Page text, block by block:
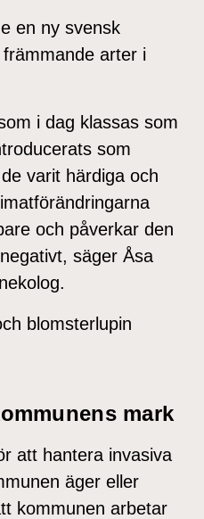
en ny svensk
arter i
i dag klassas som
som
varit härdiga och
och påverkar den
säger Åsa
mark
att hantera invasiva
äger eller
kommunen arbetar